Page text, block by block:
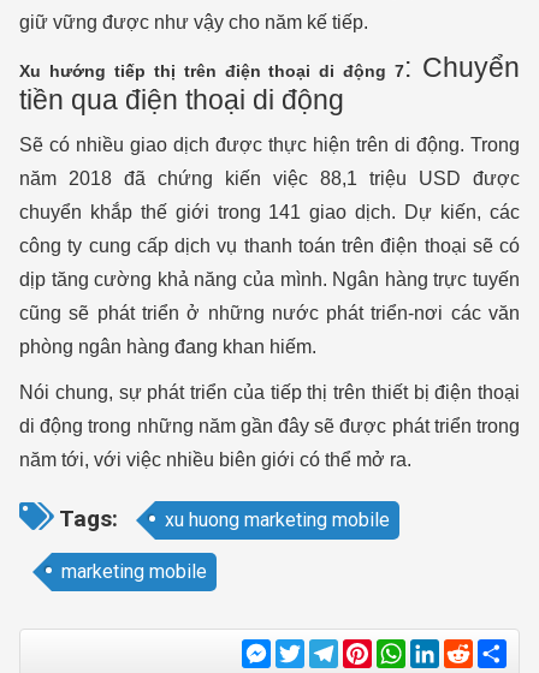
giữ vững được như vậy cho năm kế tiếp.
Xu hướng tiếp thị trên điện thoại di động 7: Chuyển
tiền qua điện thoại di động
Sẽ có nhiều giao dịch được thực hiện trên di động. Trong
năm 2018 đã chứng kiến việc 88,1 triệu USD được
chuyển khắp thế giới trong 141 giao dịch. Dự kiến, các
công ty cung cấp dịch vụ thanh toán trên điện thoại sẽ có
dịp tăng cường khả năng của mình. Ngân hàng trực tuyến
cũng sẽ phát triển ở những nước phát triển-nơi các văn
phòng ngân hàng đang khan hiếm.
Nói chung, sự phát triển của tiếp thị trên thiết bị điện thoại
di động trong những năm gần đây sẽ được phát triển trong
năm tới, với việc nhiều biên giới có thể mở ra.
Tags: xu huong marketing mobile
marketing mobile
Messenger
TwitterTelegram
Pinterest
WhatsApp
LinkedIn
Reddit